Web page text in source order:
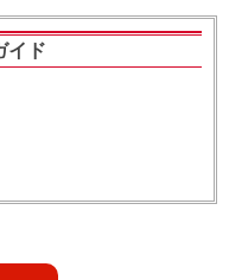
イド